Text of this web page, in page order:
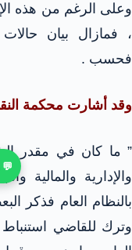
وعلى الرغم من هذه
، فمازال بيان
فحسب .
وقد أشارت محكمة
” ما كان في مقدر
والإدارية والمالية
وترك للقاضي استنباط
💬